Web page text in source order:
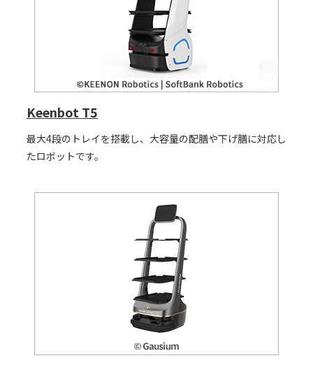
Keenbot T5
最大4段のトレイを搭載し、大容量の配膳や下げ膳に対応し
たロボットです。